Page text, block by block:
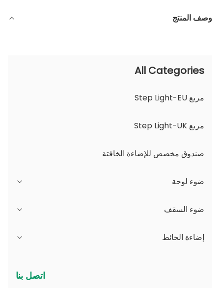
وصف المنتج
All Categories
مربع Step Light-EU
مربع Step Light-UK
صندوق مخصص للإضاءة الخافتة
ضوء لوحة
سلسلة JDL
سلسلة DSDL
ضوء السقف
سلسلة JCL
إضاءة الحائط
للتغيير
اتصل بنا